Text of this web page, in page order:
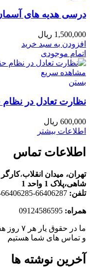
درسی هدیه های آسمان
1,500,000 ریال
افزودن به سبد خرید
اتمام موجودی
مشاهده سریع
بستن
نظارت تعادل در
600,000 ریال
اطلاعات بیشتر
اطلاعات تماس
تهران، ميدان انقلاب،
شاهی،پلاک 1 واحد 1
تلفن: 66406287-66406285-021
همراه:
و تماس های شما هستیم
آخرین نوشته ها